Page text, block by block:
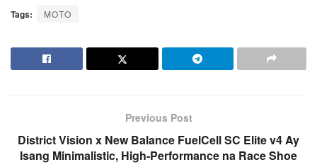
Tags: MOTO
Previous Post
District Vision x New Balance FuelCell SC Elite v4 Ay
Isang Minimalistic, High-Performance na Race Shoe